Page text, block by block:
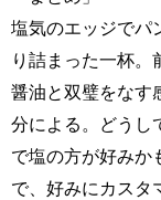
塩気のエッジでパ
り詰まった一杯。
醤油と双璧をなす
分による。どうし
で塩の方が好みか
で、好みにカスタ